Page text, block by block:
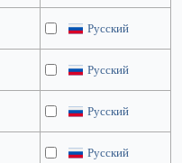
Русский
Русский
Русский
Русский